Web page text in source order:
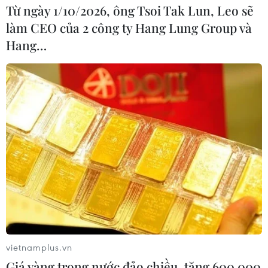
TP.HCM mở Tổng đài 115 dã chiến điều
phối cấp cứu bệnh nhân COVID-19
27/07/2021 12:37
Tổng đài Trung tâm cấp cứu 115 TP.HCM hiện hữu vẫn
được giữ nguyên và mở thêm Tổng đài Trung tâm cấp
cứu 115 dã chiến tại Công viên phần mềm Quang Trung
để tăng công suất điều phối cấp cứu bệnh nhân.
Từ ngày 1/10/2026, ông Tsoi Tak Lun, Leo sẽ
làm CEO của 2 công ty Hang Lung Group và
Hang…
vietnamplus.vn